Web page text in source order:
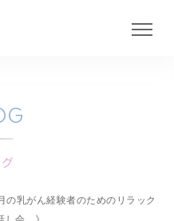
の乳がん経験者のためのリラック